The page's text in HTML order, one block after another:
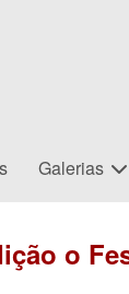
Galerias
o